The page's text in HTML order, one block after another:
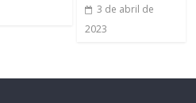
3 de abril de
2023